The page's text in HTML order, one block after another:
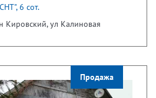
6 сот.
Кировский, ул Калиновая
Продажа